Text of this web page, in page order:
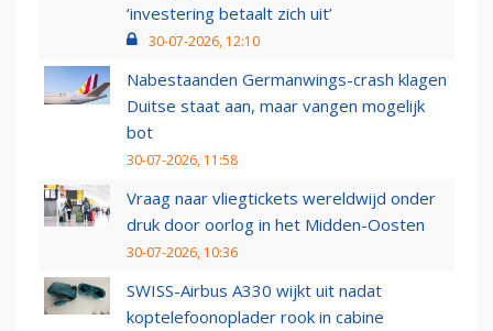
‘investering betaalt zich uit’
30-07-2026, 12:10
Nabestaanden Germanwings-crash klagen
Duitse staat aan, maar vangen mogelijk
bot
30-07-2026, 11:58
Vraag naar vliegtickets wereldwijd onder
druk door oorlog in het Midden-Oosten
30-07-2026, 10:36
SWISS-Airbus A330 wijkt uit nadat
koptelefoonoplader rook in cabine